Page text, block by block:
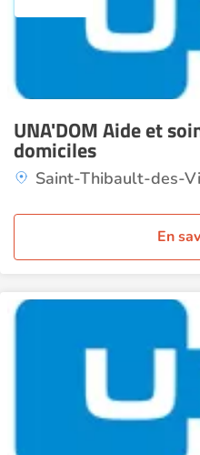
UNA'DOM Aide et
domiciles
Saint-Thibault-des-
En